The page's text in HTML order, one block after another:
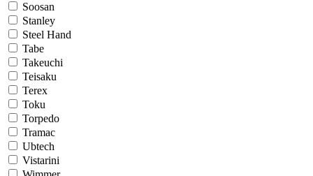
Soosan
Stanley
Steel Hand
Tabe
Takeuchi
Teisaku
Terex
Toku
Torpedo
Tramac
Ubtech
Vistarini